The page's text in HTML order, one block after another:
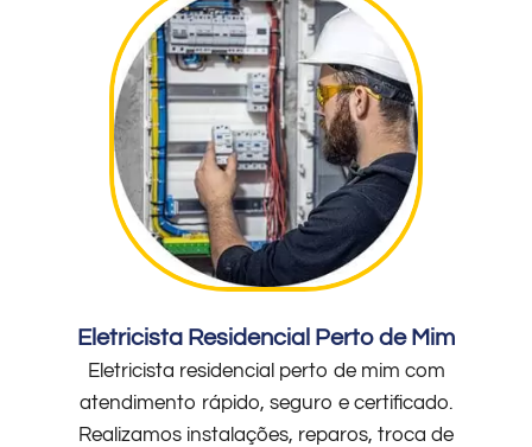
Eletricista Residencial Perto de Mim
Eletricista residencial perto de mim com
atendimento rápido, seguro e certificado.
Realizamos instalações, reparos, troca de